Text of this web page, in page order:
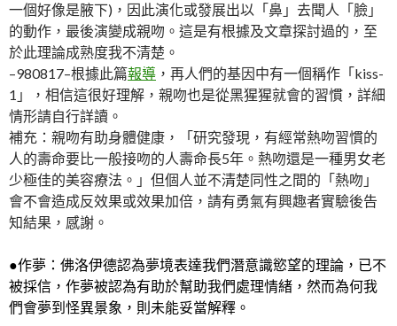
一個好像是腋下)，因此演化或發展出以「鼻」去聞人「臉」
的動作，最後演變成親吻。這是有根據及文章探討過的，至
於此理論成熟度我不清楚。
–980817–根據此篇報導 ，再人們的基因中有一個稱作「kiss-
1」，相信這很好理解，親吻也是從黑猩猩就會的習慣，詳細
情形請自行詳讀。
補充：親吻有助身體健康，「研究發現，有經常熱吻習慣的
人的壽命要比一般接吻的人壽命長5年。熱吻還是一種男女老
少極佳的美容療法。」但個人並不清楚同性之間的「熱吻」
會不會造成反效果或效果加倍，請有勇氣有興趣者實驗後告
知結果，感謝。
●作夢：佛洛伊德認為夢境表達我們潛意識慾望的理論，已不
被採信，作夢被認為有助於幫助我們處理情緒，然而為何我
們會夢到怪異景象，則未能妥當解釋。